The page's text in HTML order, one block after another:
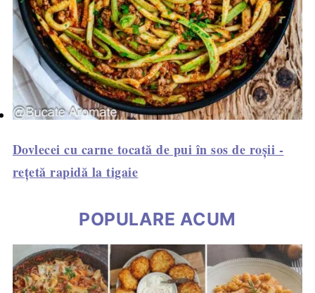
Dovlecei cu carne tocată de pui în sos de roșii -
rețetă rapidă la tigaie
POPULARE ACUM